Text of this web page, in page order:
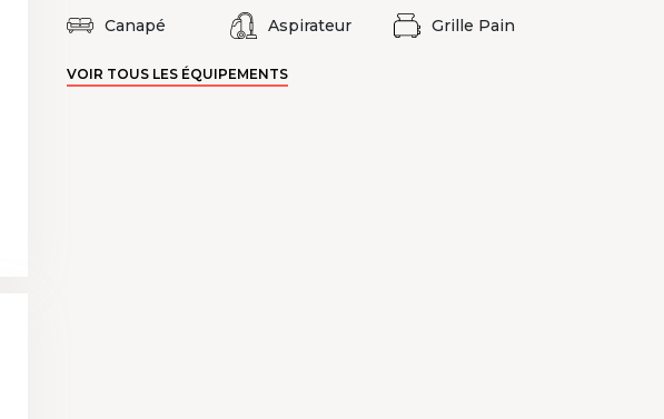
Canapé Aspirateur Grille Pain
VOIR TOUS LES ÉQUIPEMENTS